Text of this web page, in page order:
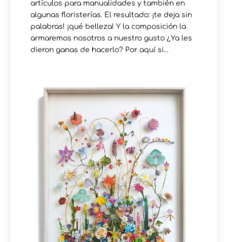
artículos para manualidades y también en
algunas floristerías. El resultado: ¡te deja sin
palabras! ¡qué belleza! Y la composición la
armaremos nosotros a nuestro gusto ¿Ya les
dieron ganas de hacerlo? Por aquí si…